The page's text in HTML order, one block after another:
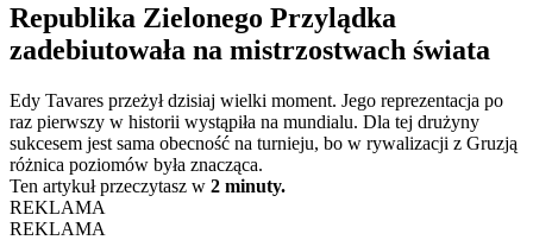
Republika Zielonego Przylądka
zadebiutowała na mistrzostwach świata
Edy Tavares przeżył dzisiaj wielki moment. Jego reprezentacja po
raz pierwszy w historii wystąpiła na mundialu. Dla tej drużyny
sukcesem jest sama obecność na turnieju, bo w rywalizacji z Gruzją
różnica poziomów była znacząca.
Ten artykuł przeczytasz w 2 minuty.
REKLAMA
REKLAMA